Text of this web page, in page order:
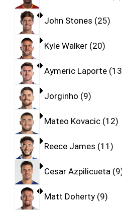
John Stones 25
Kyle Walker 20
Aymeric Laporte 13
Jorginho 9
Mateo Kovacic 12
Reece James 11
Cesar Azpilicueta 9
Matt Doherty 9